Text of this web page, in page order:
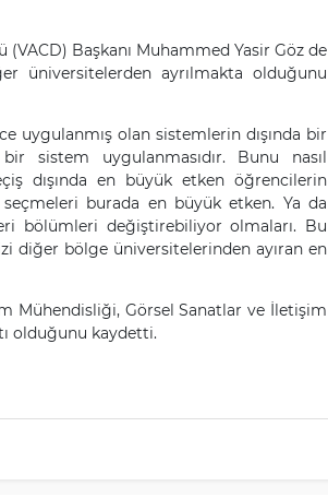
Başkanı Muhammed Yasir Göz de
üniversitelerden ayrılmakta olduğunu
uygulanmış olan sistemlerin dışında bir
sistem uygulanmasıdır. Bunu nasıl
dışında en büyük etken öğrencilerin
burada en büyük etken. Ya da
bölümleri değiştirebiliyor olmaları. Bu
diğer bölge üniversitelerinden ayıran en
Mühendisliği, Görsel Sanatlar ve İletişim
olduğunu kaydetti.